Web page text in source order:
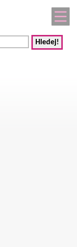
Hledej!